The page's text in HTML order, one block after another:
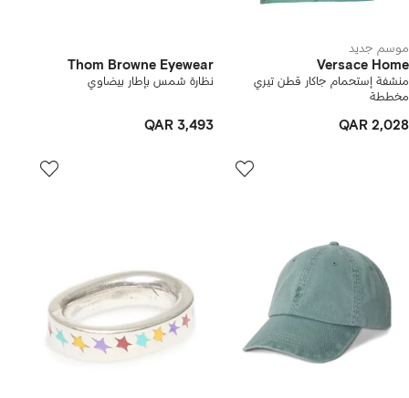
موسم جديد
Versace Home
منشفة إستحمام جاكار قطن تيري
مخططة
QAR 2,028
Thom Browne Eyewear
نظارة شمس بإطار بيضاوي
QAR 3,493